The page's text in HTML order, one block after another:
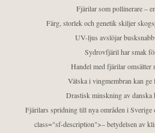
Fjärilar som pollinerare –
Färg, storlek och genetik skiljer
UV-ljus avslöjar
Sydrovfjäril har smak
Handel med fjärilar omsätter
Vätska i vingmembran kan
Drastisk minskning av danska
Fjärilars spridning till nya områden i Sverige
class="sf-description">– betydelsen av